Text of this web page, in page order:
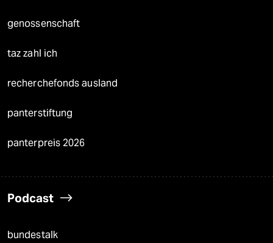
genossenschaft
taz zahl ich
recherchefonds ausland
panterstiftung
panterpreis 2026
Podcast
bundestalk